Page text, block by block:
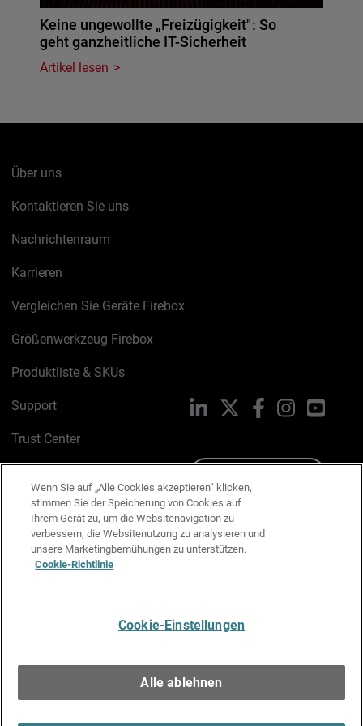
Keine ungewollte „Freizügigkeit": So
geht ganzheitliche IT-Sicherheit
Artikel lesen
Über uns
Kontaktieren Sie uns
Nachrichtenraum
Karrieren
Vergleichen Sie Geräte Firebox
Größenwerkzeug Firebox
Produktliste & SKUs
Support
Trust Center
Cookie-Richtlinie
Datenschutzrichtlinie
Media & Brand Kit
LinkedIn FacebookInstagram
Wenn Sie auf „Alle Cookies akzeptieren“ klicken,
stimmen Sie der Speicherung von Cookies auf
Ihrem Gerät zu, um die Websitenavigation zu
verbessern, die Websitenutzung zu analysieren und
unsere Marketingbemühungen zu unterstützen.
Cookie-Richtlinie
Cookie-Einstellungen
Alle ablehnen